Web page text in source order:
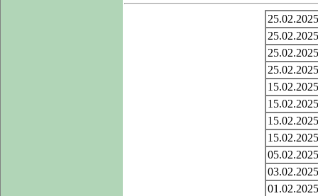
25.02.2025
25.02.2025
25.02.2025
25.02.2025
15.02.2025
15.02.2025
15.02.2025
15.02.2025
05.02.2025
03.02.2025
01.02.2025